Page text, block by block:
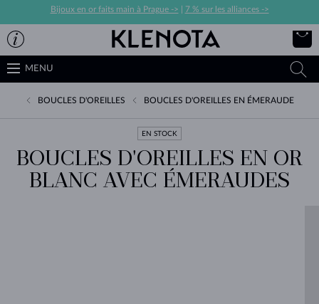
Bijoux en or faits main à Prague -> 7 % sur les alliances ->
MENU
BOUCLES D'OREILLES BOUCLES D'OREILLES EN ÉMERAUDE
EN STOCK
BOUCLES D'OREILLES EN OR
BLANC AVEC ÉMERAUDES